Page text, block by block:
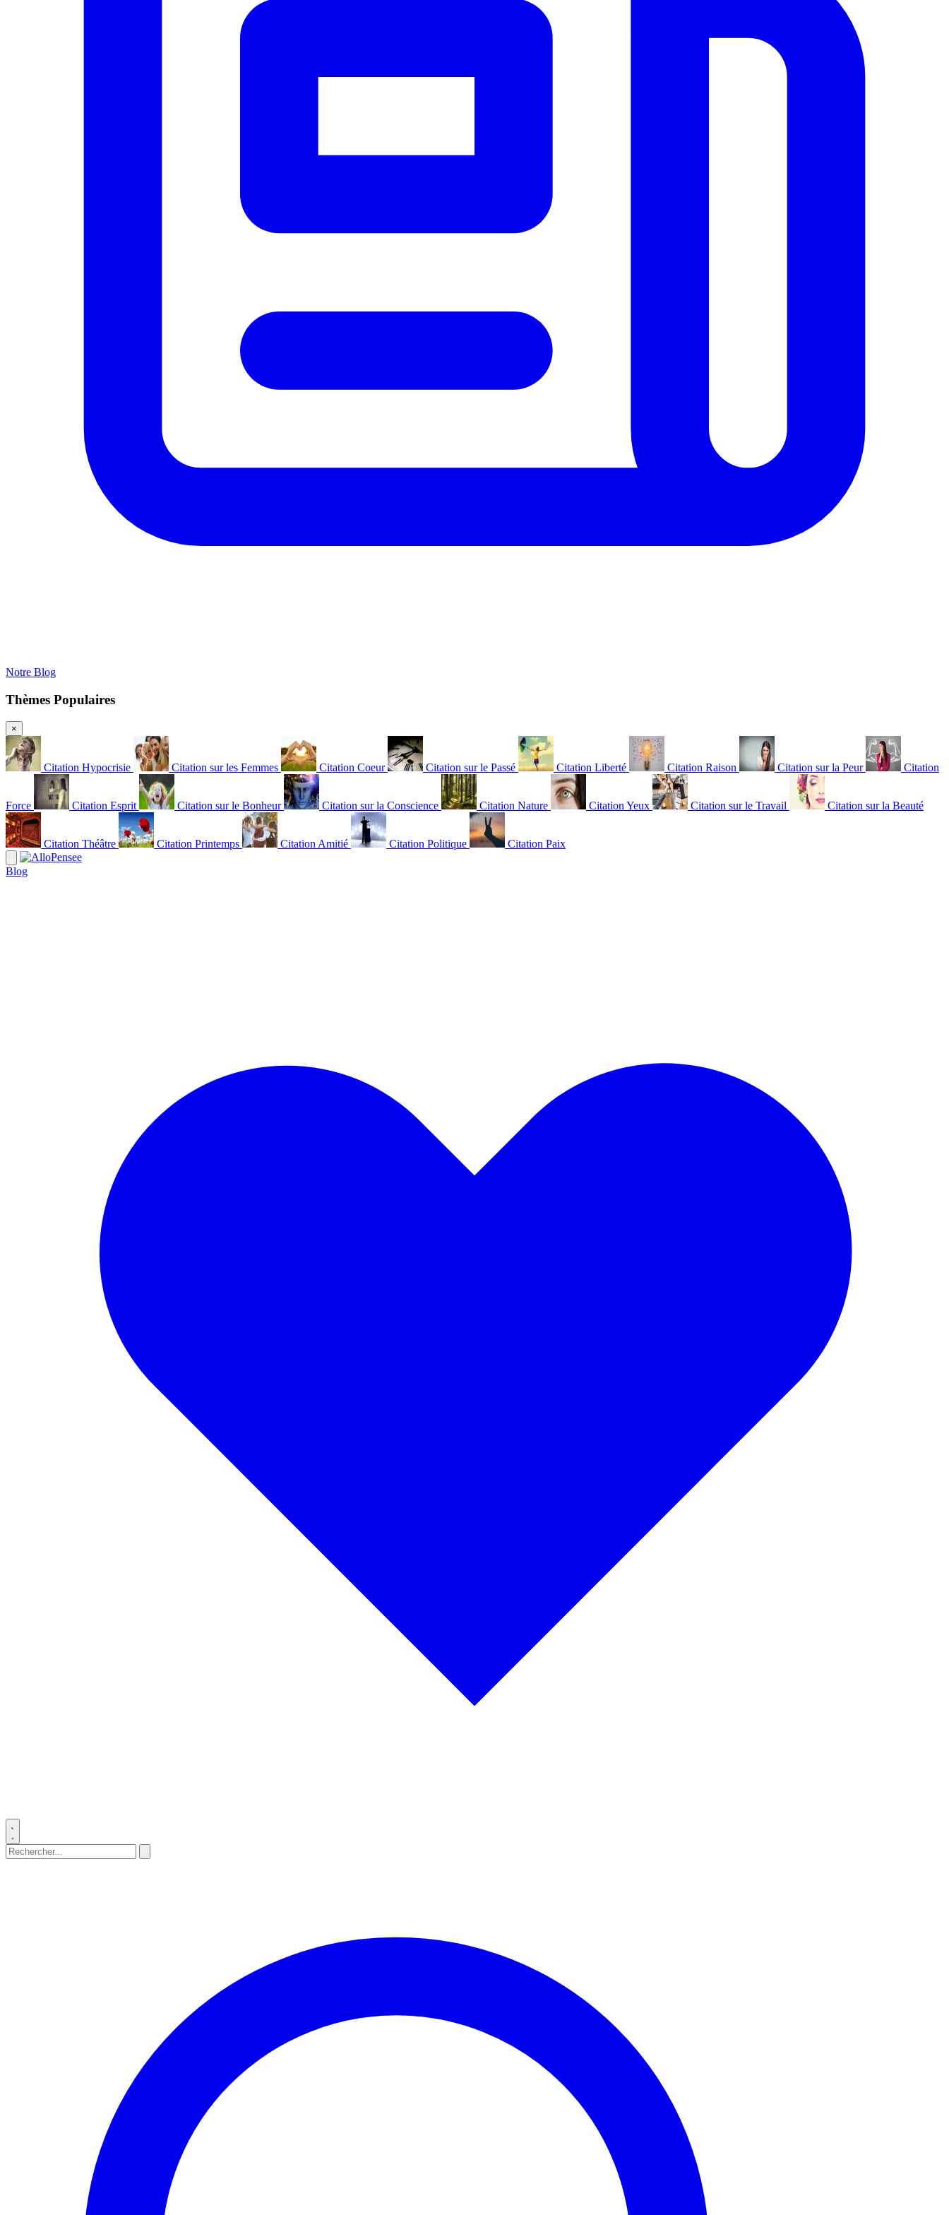
Notre Blog
Thèmes Populaires
×
Citation Hypocrisie Citation sur les Femmes Citation Coeur Citation sur le Passé Citation Liberté Citation Raison Citation sur la Peur Citation
Force Citation Esprit Citation sur le Bonheur Citation sur la Conscience Citation Nature Citation Yeux Citation sur le Travail Citation sur la Beauté
Citation Théâtre Citation Printemps Citation Amitié Citation Politique Citation Paix
Blog